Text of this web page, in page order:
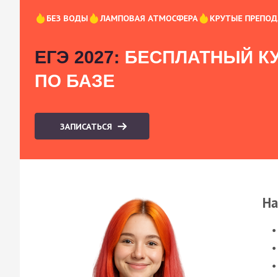
БЕЗ ВОДЫ ЛАМПОВАЯ АТМОСФЕРА КРУТЫЕ
ЕГЭ 2027: БЕСПЛАТНЫЙ
ПО БАЗЕ
ЗАПИСАТЬСЯ